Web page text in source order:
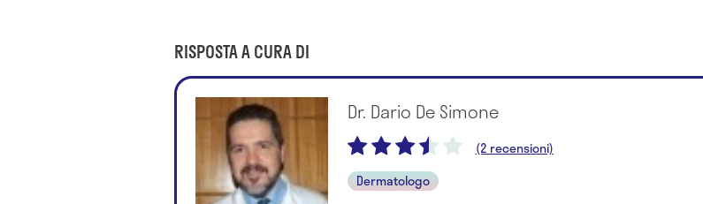
RISPOSTA A CURA DI
Dr. Dario De Simone
(2 recensioni)
Dermatologo